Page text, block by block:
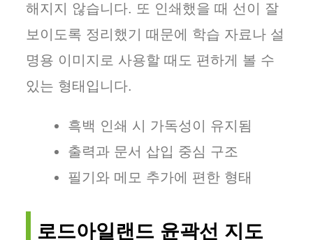
해지지 않습니다. 또 인쇄했을 때 선이 잘
보이도록 정리했기 때문에 학습 자료나 설
명용 이미지로 사용할 때도 편하게 볼 수
있는 형태입니다.
흑백 인쇄 시 가독성이 유지됨
출력과 문서 삽입 중심 구조
필기와 메모 추가에 편한 형태
로드아일랜드 윤곽선 지도